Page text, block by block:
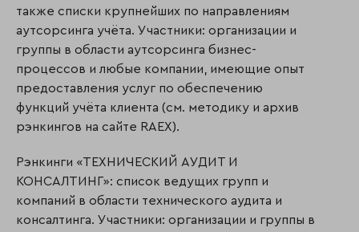
также списки крупнейших по направлениям
аутсорсинга учёта. Участники: организации и
группы в области аутсорсинга бизнес-
процессов и любые компании, имеющие опыт
предоставления услуг по обеспечению
функций учёта клиента (см. методику и архив
рэнкингов на сайте RAEX).
Рэнкинги «ТЕХНИЧЕСКИЙ АУДИТ И
КОНСАЛТИНГ»: список ведущих групп и
компаний в области технического аудита и
консалтинга. Участники: организации и группы в